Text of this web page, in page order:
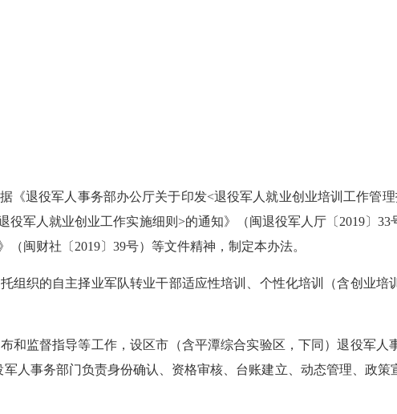
役军人事务部办公厅关于印发<退役军人就业创业培训工作管理
军人就业创业工作实施细则>的通知》（闽退役军人厅〔2019〕
闽财社〔2019〕39号）等文件精神，制定本办法。
的自主择业军队转业干部适应性培训、个性化培训（含创业培
监督指导等工作，设区市（含平潭综合实验区，下同）退役军人
人事务部门负责身份确认、资格审核、台账建立、动态管理、政